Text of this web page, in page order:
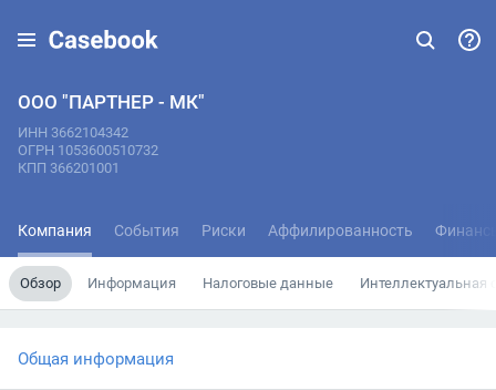
ООО "ПАРТНЕР - МК"
ИНН 3662104342
ОГРН 1053600510732
КПП 366201001
Компания События Риски Аффилированность
Обзор Информация Налоговые данные Интеллектуальная
Общая информация